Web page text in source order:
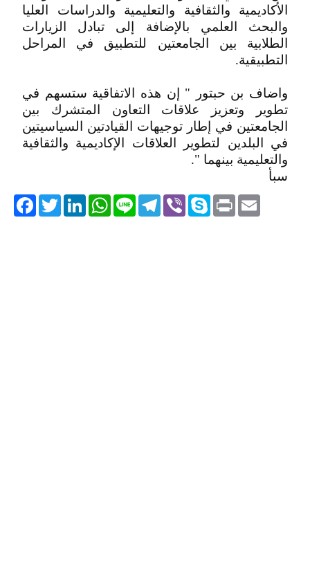
الأكاديمية والثقافية والتعليمية والدراسات العليا
والبحث العلمي بالإضافة إلى تبادل الزيارات
الطلابية بين الجامعتين للتطبيق في المراحل
التطبيقية.
واضاف بن حبتور " إن هذه الاتفاقية ستسهم في
تطوير وتعزيز علاقات التعاون المتشرك بين
الجامعتين في إطار توجيهات القيادتين السياسيتين
في البلدين لتطوير العلاقات الإكاديمية والثقافية
والتعليمية بينهما ".
سبأ
TwitterLinkedIn
WhatsApp Line
Telegram ViberSkype PrintEmail